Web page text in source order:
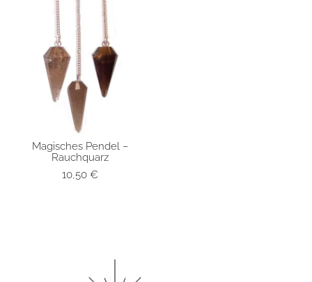
SCHNELLANSICHT
Magisches Pendel –
Rauchquarz
10,50 €